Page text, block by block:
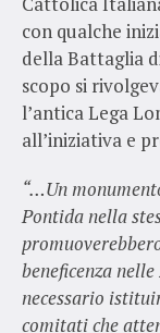
con qualche
della Battaglia
scopo si
l’antica Lega
all’iniziativa e
“…Un
Pontida nella
beneficenza
necessario
comitati che